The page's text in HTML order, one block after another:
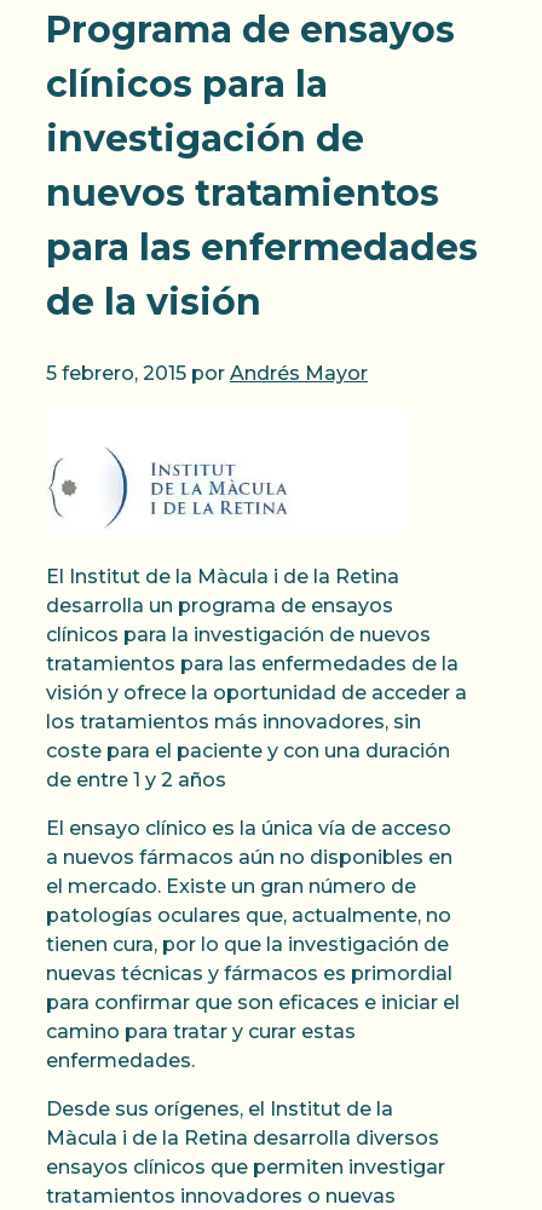
Programa de ensayos
clínicos para la
investigación de
nuevos tratamientos
para las enfermedades
de la visión
5 febrero, 2015 por Andrés Mayor
El Institut de la Màcula i de la Retina
desarrolla un programa de ensayos
clínicos para la investigación de nuevos
tratamientos para las enfermedades de la
visión y ofrece la oportunidad de acceder a
los tratamientos más innovadores, sin
coste para el paciente y con una duración
de entre 1 y 2 años
El ensayo clínico es la única vía de acceso
a nuevos fármacos aún no disponibles en
el mercado. Existe un gran número de
patologías oculares que, actualmente, no
tienen cura, por lo que la investigación de
nuevas técnicas y fármacos es primordial
para confirmar que son eficaces e iniciar el
camino para tratar y curar estas
enfermedades.
Desde sus orígenes, el Institut de la
Màcula i de la Retina desarrolla diversos
ensayos clínicos que permiten investigar
tratamientos innovadores o nuevas